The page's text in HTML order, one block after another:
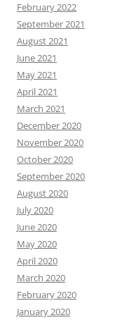
February 2022
September 2021
August 2021
June 2021
May 2021
April 2021
March 2021
December 2020
November 2020
October 2020
September 2020
August 2020
July 2020
June 2020
May 2020
April 2020
March 2020
February 2020
January 2020